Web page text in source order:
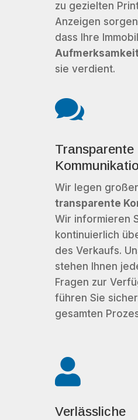
zu gezielten
Anzeigen
dass Ihre
sie verdient.

Transparente
Wir legen
transparente
Wir informieren
kontinuierlich
des Verkaufs.
stehen Ihnen
Fragen zur
führen Sie
gesamten

Verlässliche